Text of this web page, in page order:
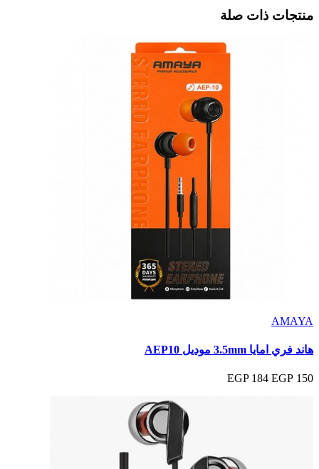
منتجات ذات صلة
AMAYA
هاند فري امايا 3.5mm موديل AEP10
150 EGP
184 EGP